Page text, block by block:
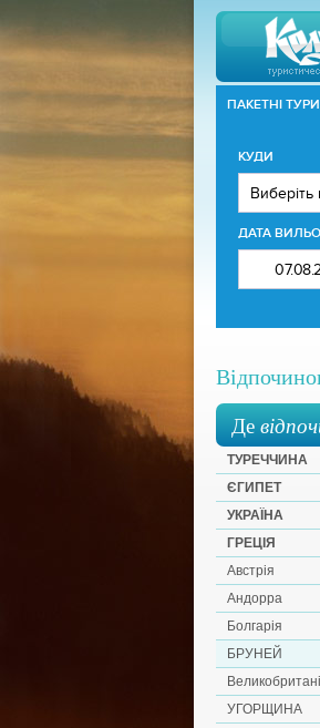
ПАКЕТНІ ТУРИ
КУДИ
ДАТА
Де
ТУРЕЧЧИНА
ЄГИПЕТ
УКРАЇНА
ГРЕЦІЯ
Австрія
Андорра
Болгарія
БРУНЕЙ
УГОРЩИНА